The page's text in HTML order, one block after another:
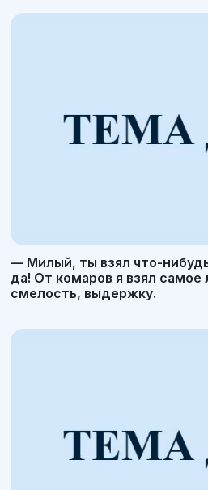
— Милый, ты взял что-
да! От комаров я взял самое
смелость, выдержку.